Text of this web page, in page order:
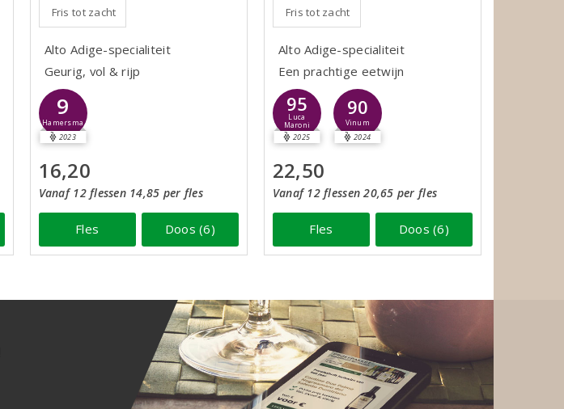
Fris tot zacht
Alto Adige-specialiteit
Geurig, vol & rijp
9
Hamersma
2023
16,20
Vanaf 12 flessen 14,85 per fles
Fles Doos (6)
Fris tot zacht
Alto Adige-specialiteit
Een prachtige eetwijn
95
Luca
Maroni
2025
90
Vinum
2024
22,50
Vanaf 12 flessen 20,65 per fles
Fles Doos (6)